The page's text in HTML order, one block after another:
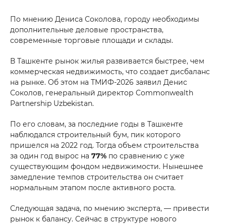
По мнению Дениса Соколова, городу необходимы
дополнительные деловые пространства,
современные торговые площади и склады.
В Ташкенте рынок жилья развивается быстрее, чем
коммерческая недвижимость, что создает дисбаланс
на рынке. Об этом на ТМИФ-2026 заявил Денис
Соколов, генеральный директор Commonwealth
Partnership Uzbekistan.
По его словам, за последние годы в Ташкенте
наблюдался строительный бум, пик которого
пришелся на 2022 год. Тогда объем строительства
за один год вырос на 77% по сравнению с уже
существующим фондом недвижимости. Нынешнее
замедление темпов строительства он считает
нормальным этапом после активного роста.
Следующая задача, по мнению эксперта, — привести
рынок к балансу. Сейчас в структуре нового
Do you want to get a consultation?
Your Name*
Phone number*
Your massage